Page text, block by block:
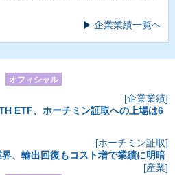
企業業績一覧へ
オフィシャル
[企業業績]
ETF、ホーチミン証取への上場は6
[ホーチミン証取]
、輸出回復もコスト増で業績に明暗
[産業]